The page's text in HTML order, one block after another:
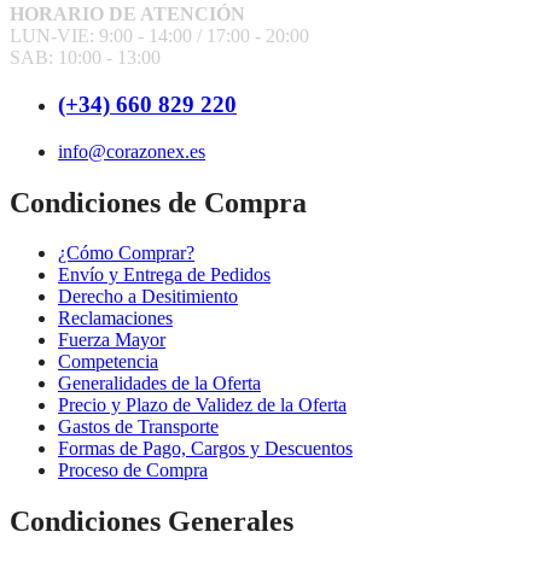
HORARIO DE ATENCIÓN
LUN-VIE: 9:00 - 14:00 / 17:00 - 20:00
SAB: 10:00 - 13:00
(+34) 660 829 220
info@corazonex.es
Condiciones de Compra
¿Cómo Comprar?
Envío y Entrega de Pedidos
Derecho a Desitimiento
Reclamaciones
Fuerza Mayor
Competencia
Generalidades de la Oferta
Precio y Plazo de Validez de la Oferta
Gastos de Transporte
Formas de Pago, Cargos y Descuentos
Proceso de Compra
Condiciones Generales